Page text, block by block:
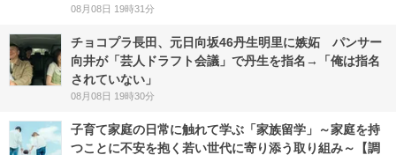
08月08日 19時31分
チョコプラ長田、元日向坂46丹生明里に嫉妬 パンサー
向井が「芸人ドラフト会議」で丹生を指名→「俺は指名
されていない」
08月08日 19時30分
子育て家庭の日常に触れて学ぶ「家族留学」～家庭を持
つことに不安を抱く若い世代に寄り添う取り組み～【調